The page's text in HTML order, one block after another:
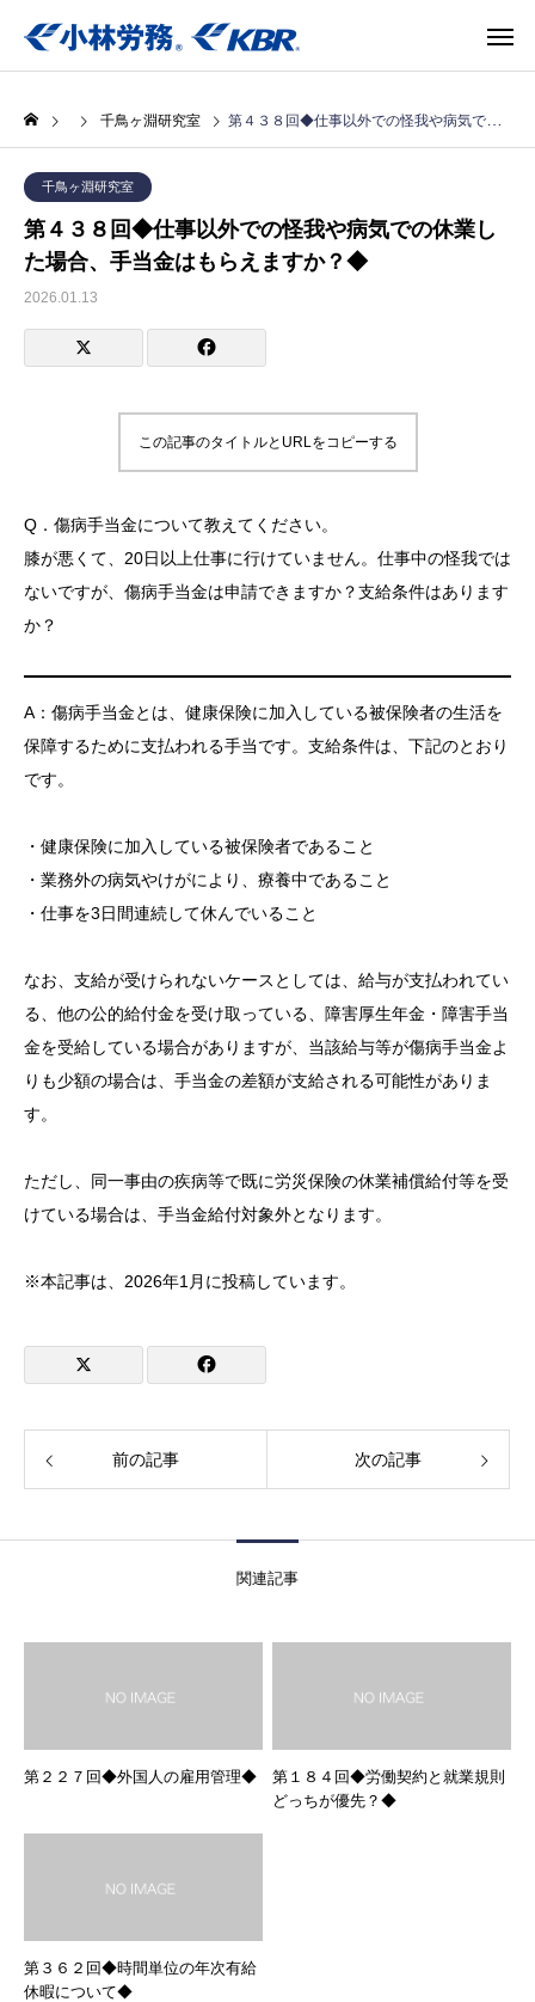
千鳥ヶ淵研究室 第４３８回◆仕事以外での怪我や病気での休業した場合、手当金はもらえますか？◆
千鳥ヶ淵研究室
第４３８回◆仕事以外での怪我や病気での休業し
た場合、手当金はもらえますか？◆
2026.01.13
この記事のタイトルとURLをコピーする
Q．傷病手当金について教えてください。
膝が悪くて、20日以上仕事に行けていません。仕事中の怪我では
ないですが、傷病手当金は申請できますか？支給条件はあります
か？
A：傷病手当金とは、健康保険に加入している被保険者の生活を
保障するために支払われる手当です。支給条件は、下記のとおり
です。
・健康保険に加入している被保険者であること
・業務外の病気やけがにより、療養中であること
・仕事を3日間連続して休んでいること
なお、支給が受けられないケースとしては、給与が支払われてい
る、他の公的給付金を受け取っている、障害厚生年金・障害手当
金を受給している場合がありますが、当該給与等が傷病手当金よ
りも少額の場合は、手当金の差額が支給される可能性がありま
す。
ただし、同一事由の疾病等で既に労災保険の休業補償給付等を受
けている場合は、手当金給付対象外となります。
※本記事は、2026年1月に投稿しています。
前の記事 次の記事
関連記事
第２２７回◆外国人の雇用管理◆
第１８４回◆労働契約と就業規則
どっちが優先？◆
第３６２回◆時間単位の年次有給
休暇について◆